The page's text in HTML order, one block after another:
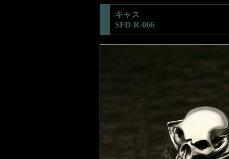
キャス
SFD-R-066